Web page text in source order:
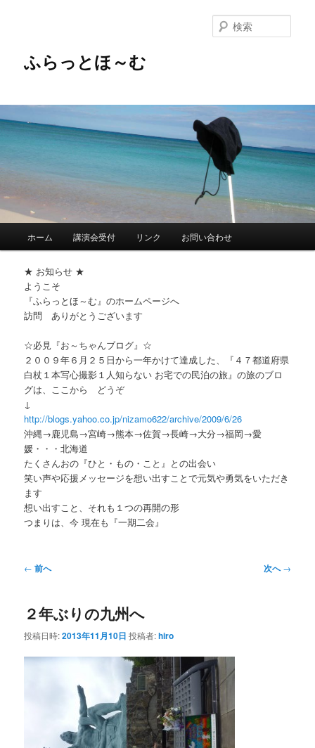
へ
動
ふらっとほ～む
索
ホーム 講演会受付 リンク お問い合わせ
★ お知らせ ★
ようこそ
『ふらっとほ～む』のホームページへ
訪問 ありがとうございます
☆必見『お～ちゃんブログ』☆
２００９年６月２５日から一年かけて達成した、『４７都道府県
白杖１本写心撮影１人知らない お宅での民泊の旅』の旅のブロ
グは、ここから どうぞ
↓
http://blogs.yahoo.co.jp/nizamo622/archive/2009/6/26
沖縄→鹿児島→宮崎→熊本→佐賀→長崎→大分→福岡→愛
媛・・・北海道
たくさんおの『ひと・もの・こと』との出会い
笑い声や応援メッセージを想い出すことで元気や勇気をいただき
ます
想い出すこと、それも１つの再開の形
つまりは、今 現在も『一期二会』
投
ビ
ー
シ
← 前へ 次へ→
２年ぶりの九州へ
投稿日時:2013年11月10日 投稿者:hiro